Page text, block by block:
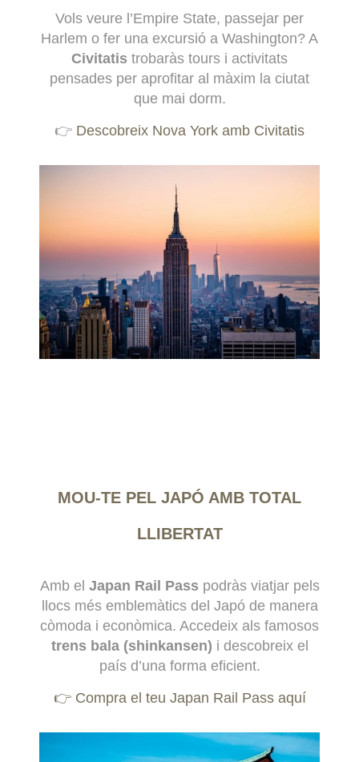
Vols veure l’Empire State, passejar per
Harlem o fer una excursió a Washington? A
Civitatis trobaràs tours i activitats
pensades per aprofitar al màxim la ciutat
que mai dorm.
👉 Descobreix Nova York amb Civitatis
MOU-TE PEL JAPÓ AMB TOTAL
LLIBERTAT
Amb el Japan Rail Pass podràs viatjar pels
llocs més emblemàtics del Japó de manera
còmoda i econòmica. Accedeix als famosos
trens bala (shinkansen) i descobreix el
país d’una forma eficient.
👉 Compra el teu Japan Rail Pass aquí